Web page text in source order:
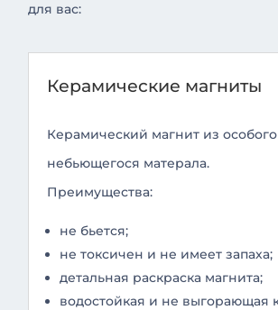
для вас:
Керамические магниты
Керамический магнит из особого
небьющегося матерала.
Преимущества:
не бьется;
не токсичен и не имеет запаха;
детальная раскраска магнита;
водостойкая и не выгорающая